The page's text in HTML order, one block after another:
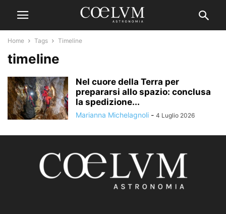
Home Tags Timeline
timeline
Nel cuore della Terra per
prepararsi allo spazio: conclusa
la spedizione...
Marianna Michelagnoli - 4 Luglio 2026